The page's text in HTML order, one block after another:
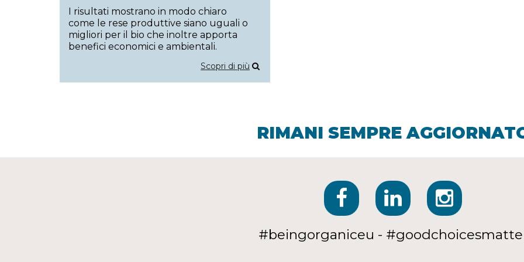
I risultati mostrano in modo chiaro
come le rese produttive siano uguali o
migliori per il bio che inoltre apporta
benefici economici e ambientali.
Scopri di più
RIMANI SEMPRE
#beingorganiceu -